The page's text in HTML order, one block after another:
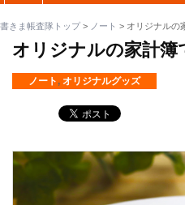
書きま帳査隊トップ > ノート > オリジナルの
オリジナルの家計簿
ノート, オリジナルグッズ